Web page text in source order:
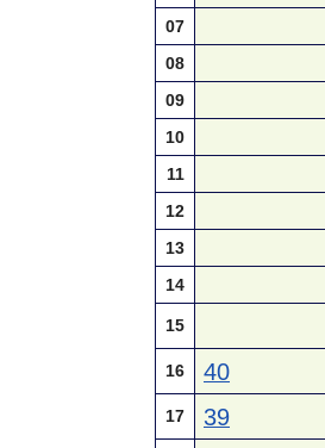
07
08
09
10
11
12
13
14
15
16 40
17 39